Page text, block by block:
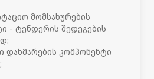
მომსახურების
- ტენდერის შედეგების
დახმარების კომპონენტი